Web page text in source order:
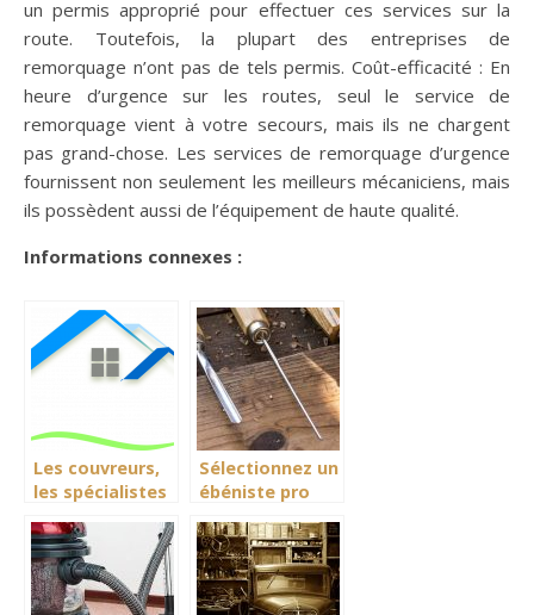
un permis approprié pour effectuer ces services sur la
route. Toutefois, la plupart des entreprises de
remorquage n’ont pas de tels permis. Coût-efficacité : En
heure d’urgence sur les routes, seul le service de
remorquage vient à votre secours, mais ils ne chargent
pas grand-chose. Les services de remorquage d’urgence
fournissent non seulement les meilleurs mécaniciens, mais
ils possèdent aussi de l’équipement de haute qualité.
Informations connexes :
Les couvreurs,
les spécialistes
Sélectionnez un
ébéniste pro
meilleure
qualité de
création de